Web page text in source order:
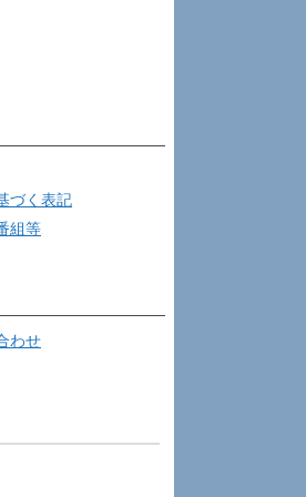
づく表記
組等
わせ